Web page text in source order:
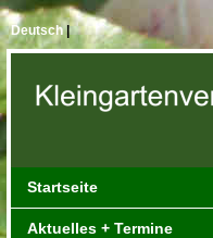
Deutsch|
Startseite
Aktuelles + Termine